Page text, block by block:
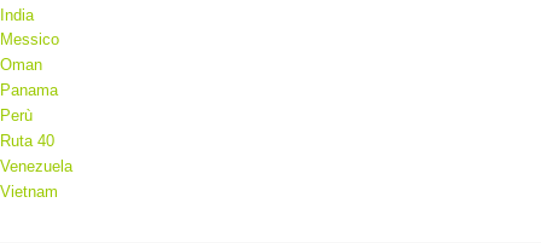
India
Messico
Oman
Panama
Perù
Ruta 40
Venezuela
Vietnam